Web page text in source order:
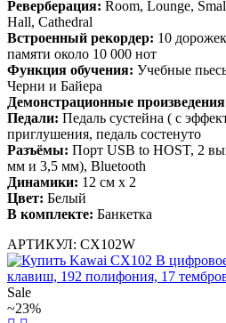
Реверберация: Room, Lounge,
Hall, Cathedral
Встроенный рекордер: 10
памяти около 10 000 нот
Функция обучения: Учебные
Черни и Байера
Демонстрационные
Педали: Педаль сустейна ( с
приглушения, педаль состенуто
Разъёмы: Порт USB to HOST, 2
мм и 3,5 мм), Bluetooth
Динамики: 12 см х 2
Цвет: Белый
В комплекте: Банкетка
АРТИКУЛ: CX102W
Sale
~23%